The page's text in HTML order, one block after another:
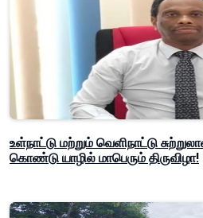
உள்நாட்டு மற்றும் வெளிநாட்டு
கொண்டு யாழில் மாபெரும் திருவிழா!